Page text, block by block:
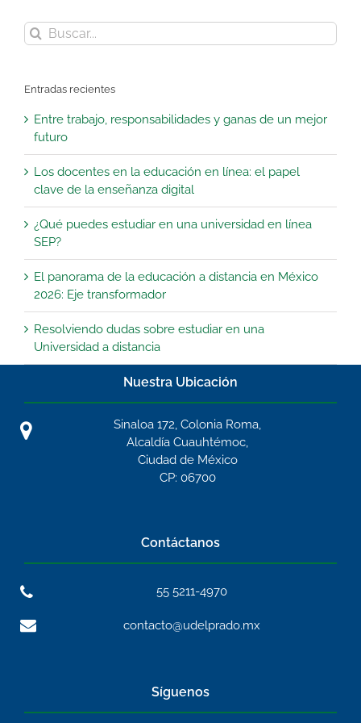
Buscar:
Entradas recientes
Entre trabajo, responsabilidades y ganas de un mejor
futuro
Los docentes en la educación en línea: el papel
clave de la enseñanza digital
¿Qué puedes estudiar en una universidad en línea
SEP?
El panorama de la educación a distancia en México
2026: Eje transformador
Resolviendo dudas sobre estudiar en una
Universidad a distancia
Nuestra Ubicación
Sinaloa 172, Colonia Roma,
Alcaldía Cuauhtémoc,
Ciudad de México
CP: 06700
Contáctanos
55 5211-4970
contacto@udelprado.mx
Síguenos